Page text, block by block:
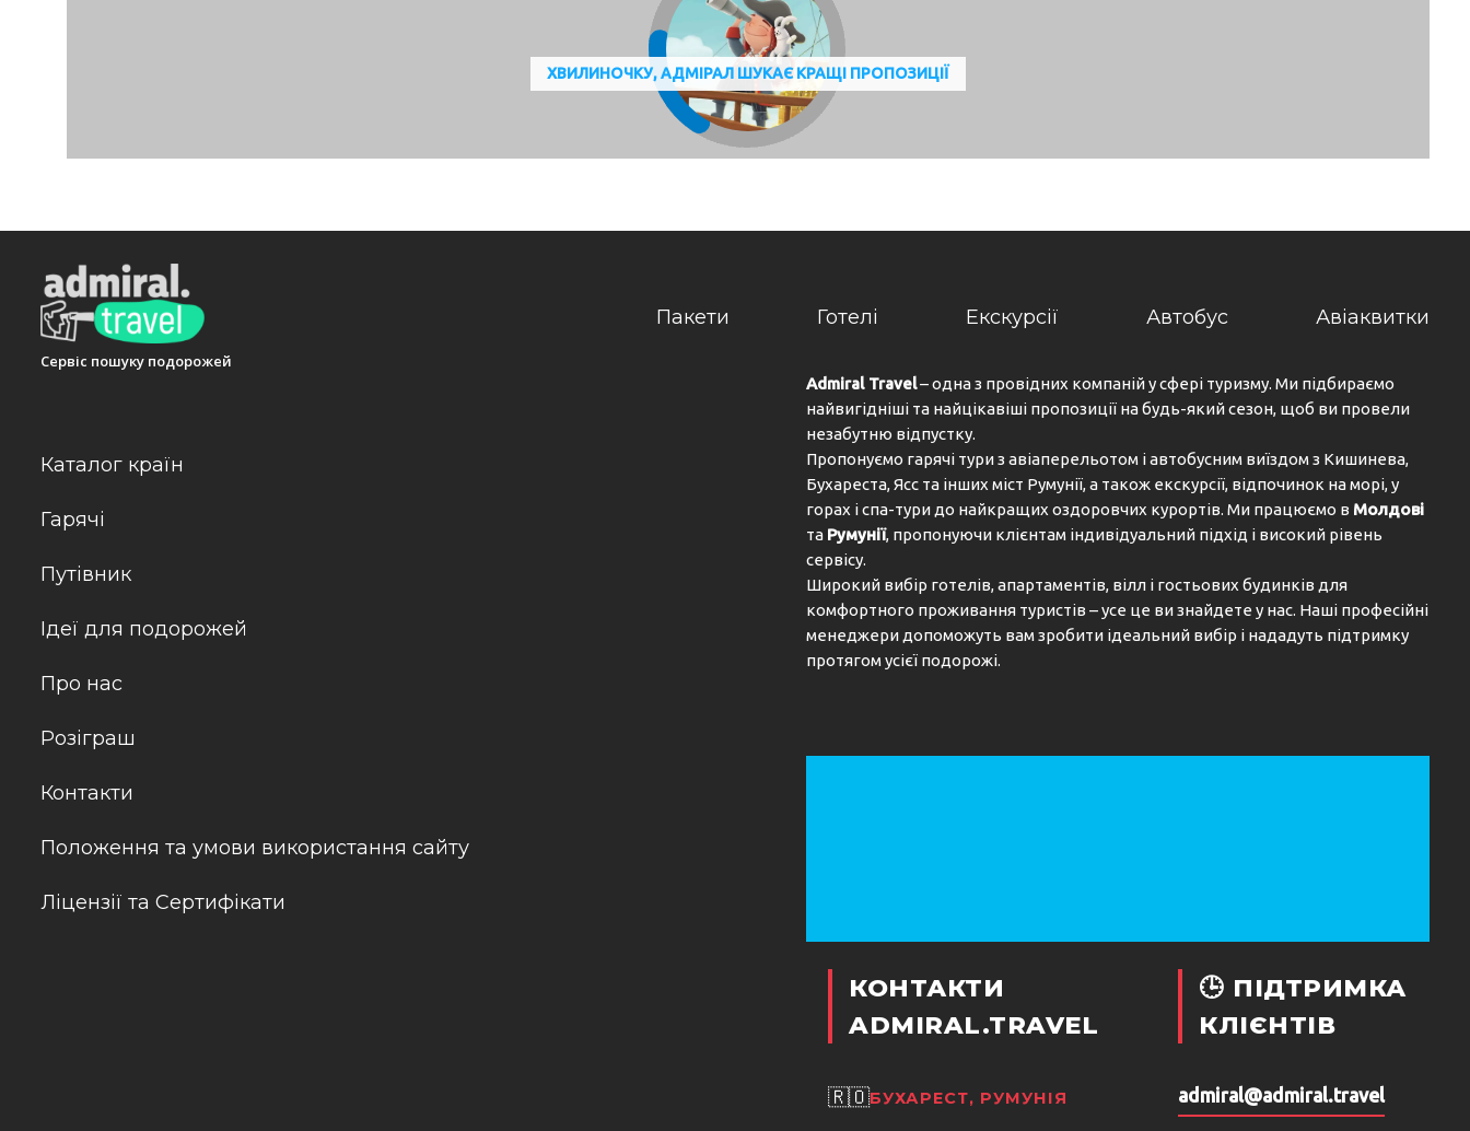
ХВИЛИНОЧКУ, АДМІРАЛ ШУКАЄ КРАЩІ ПРОПОЗИЦІЇ
Сервіс пошуку подорожей
Пакети Готелі Екскурсії Автобус Авіаквитки
Каталог країн
Гарячі
Путівник
Ідеї для подорожей
Про нас
Розіграш
Контакти
Положення та умови використання сайту
Ліцензії та Сертифікати
Admiral Travel– одна з провідних компаній у сфері туризму. Ми підбираємо
найвигідніші та найцікавіші пропозиції на будь-який сезон, щоб ви провели
незабутню відпустку.
Пропонуємо гарячі тури з авіаперельотом і автобусним виїздом з Кишинева,
Бухареста, Ясс та інших міст Румунії, а також екскурсії, відпочинок на морі, у
горах і спа-тури до найкращих оздоровчих курортів. Ми працюємо в Молдові
та Румунії, пропонуючи клієнтам індивідуальний підхід і високий рівень
сервісу.
Широкий вибір готелів, апартаментів, вілл і гостьових будинків для
комфортного проживання туристів – усе це ви знайдете у нас. Наші професійні
менеджери допоможуть вам зробити ідеальний вибір і нададуть підтримку
протягом усієї подорожі.
КОНТАКТИ
ADMIRAL.TRAVEL
🇷🇴БУХАРЕСТ, РУМУНІЯ
🕒 ПІДТРИМКА
КЛІЄНТІВ
admiral@admiral.travel